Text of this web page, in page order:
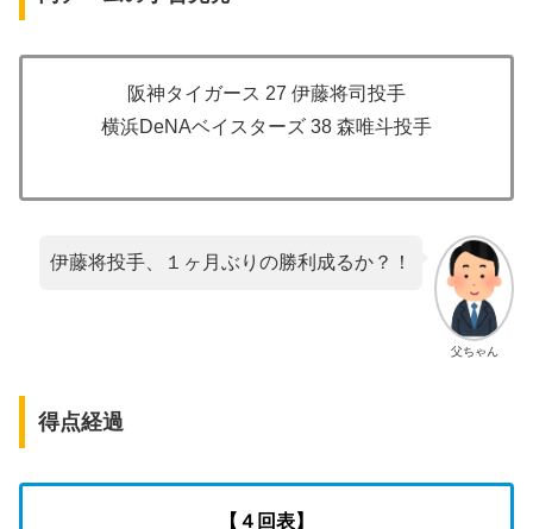
阪神タイガース 27 伊藤将司投手
横浜DeNAベイスターズ 38 森唯斗投手
父ちゃん
伊藤将投手、１ヶ月ぶりの勝利成るか？！
得点経過
【４回表】